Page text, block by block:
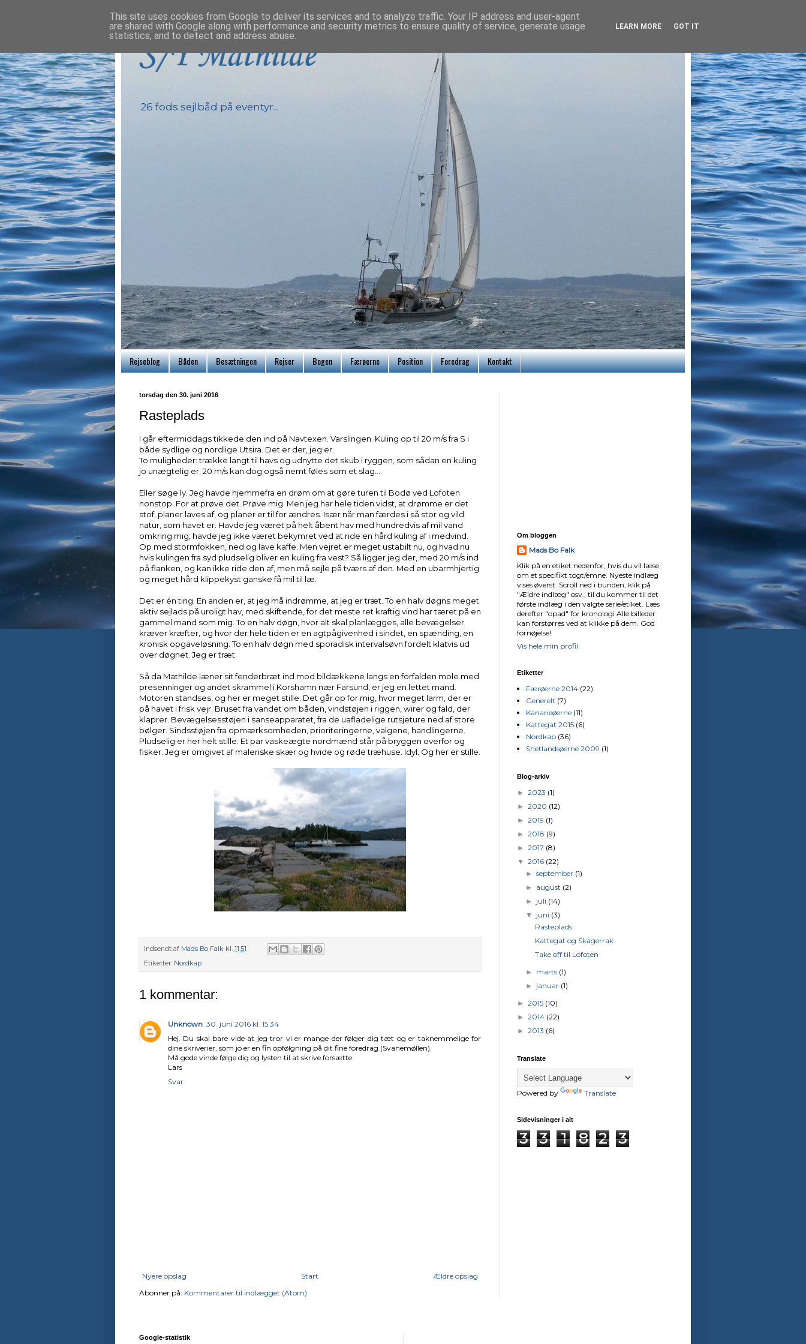
S/Y Mathilde
26 fods sejlbåd på eventyr...
Rejseblog Båden Besætningen Rejser Bogen Færøerne Position Foredrag Kontakt
torsdag den 30. juni 2016
Rasteplads
I går eftermiddags tikkede den ind på Navtexen. Varslingen. Kuling op til 20 m/s fra S i
både sydlige og nordlige Utsira. Det er der, jeg er.
To muligheder: trække langt til havs og udnytte det skub i ryggen, som sådan en kuling
jo unægtelig er. 20 m/s kan dog også nemt føles som et slag...
Eller søge ly. Jeg havde hjemmefra en drøm om at gøre turen til Bodø ved Lofoten
nonstop. For at prøve det. Prøve mig. Men jeg har hele tiden vidst, at drømme er det
stof, planer laves af, og planer er til for ændres. Især når man færdes i så stor og vild
natur, som havet er. Havde jeg været på helt åbent hav med hundredvis af mil vand
omkring mig, havde jeg ikke været bekymret ved at ride en hård kuling af i medvind.
Op med stormfokken, ned og lave kaffe. Men vejret er meget ustabilt nu, og hvad nu
hvis kulingen fra syd pludselig bliver en kuling fra vest? Så ligger jeg der, med 20 m/s ind
på flanken, og kan ikke ride den af, men må sejle på tværs af den. Med en ubarmhjertig
og meget hård klippekyst ganske få mil til læ.
Det er én ting. En anden er, at jeg må indrømme, at jeg er træt. To en halv døgns meget
aktiv sejlads på uroligt hav, med skiftende, for det meste ret kraftig vind har tæret på en
gammel mand som mig. To en halv døgn, hvor alt skal planlægges, alle bevægelser
kræver kræfter, og hvor der hele tiden er en agtpågivenhed i sindet, en spænding, en
kronisk opgaveløsning. To en halv døgn med sporadisk intervalsøvn fordelt klatvis ud
over døgnet. Jeg er træt.
Så da Mathilde læner sit fenderbræt ind mod bildækkene langs en forfalden mole med
presenninger og andet skrammel i Korshamn nær Farsund, er jeg en lettet mand.
Motoren standses, og her er meget stille. Det går op for mig, hvor meget larm, der er
på havet i frisk vejr. Bruset fra vandet om båden, vindstøjen i riggen, wirer og fald, der
klaprer. Bevægelsesstøjen i sanseapparatet, fra de uafladelige rutsjeture ned af store
bølger. Sindsstøjen fra opmærksomheden, prioriteringerne, valgene, handlingerne.
Pludselig er her helt stille. Et par vaskeægte nordmænd står på bryggen overfor og
fisker. Jeg er omgivet af maleriske skær og hvide og røde træhuse. Idyl. Og her er stille.
Indsendt af Mads Bo Falk kl. 11.51
Etiketter: Nordkap
1 kommentar:
Unknown 30. juni 2016 kl. 15.34
Hej. Du skal bare vide at jeg tror vi er mange der følger dig tæt og er taknemmelige for
dine skriverier, som jo er en fin opfølgning på dit fine foredrag (Svanemøllen).
Må gode vinde følge dig og lysten til at skrive forsætte.
Lars
Svar
Nyere opslag Ældre opslag
Start
Abonner på: Kommentarer til indlægget (Atom)
Om bloggen
Mads Bo Falk
Klik på en etiket nedenfor, hvis du vil læse
om et specifikt togt/emne. Nyeste indlæg
vises øverst. Scroll ned i bunden, klik på
"Ældre indlæg" osv., til du kommer til det
første indlæg i den valgte serie/etiket. Læs
derefter "opad" for kronologi Alle billeder
kan forstørres ved at klikke på dem. God
fornøjelse!
Vis hele min profil
Etiketter
Færøerne 2014 (22)
Generelt (7)
Kanarieøerne (11)
Kattegat 2015 (6)
Nordkap (36)
Shetlandsøerne 2009 (1)
Blog-arkiv
► 2023 (1)
► 2020 (12)
► 2019 (1)
► 2018 (9)
► 2017 (8)
▼ 2016 (22)
►september (1)
► august (2)
► juli (14)
▼ juni (3)
Rasteplads
Kattegat og Skagerrak
Take off til Lofoten
► marts (1)
► januar (1)
► 2015 (10)
► 2014 (22)
► 2013 (6)
Translate
Powered by Translate
Sidevisninger i alt
3 3 1 8 2 3
Google-statistik
This site uses cookies from Google to deliver its services and to analyze traffic. Your IP address and user-agent
are shared with Google along with performance and security metrics to ensure quality of service, generate usage
statistics, and to detect and address abuse.
LEARN MORE GOT IT